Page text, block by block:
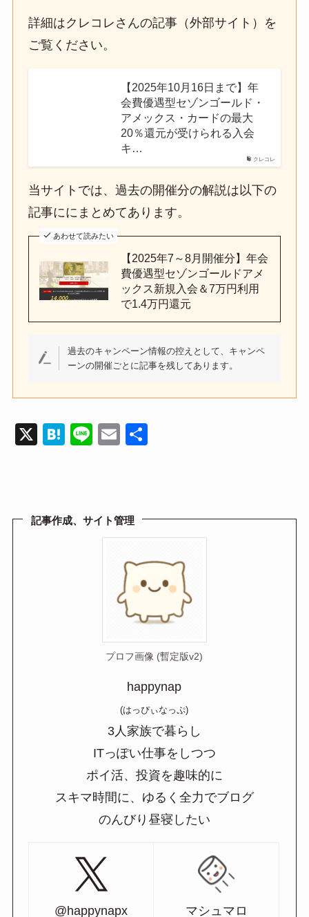
詳細はクレコレさんの記事（外部サイト）を
ご覧ください。
クレコレ
【2025年10月16日まで】年
会費優遇型セゾンゴールド・
アメックス・カードの最大
20％還元が受けられる入会
キ…
当サイトでは、過去の開催分の解説は以下の
記事ににまとめてあります。
あわせて読みたい
【2025年7～8月開催分】年会
費優遇型セゾンゴールドアメ
ックス新規入会＆7万円利用
で1.4万円還元
過去のキャンペーン情報の控えとして、キャンペ
ーンの開催ごとに記事を残してあります。
X
H
a
Li
E
記事作成、サイト管理
プロフ画像 (暫定版v2)
happynap
(はっぴぃなっぷ)
3人家族で暮らし
ITっぽい仕事をしつつ
ポイ活、投資を趣味的に
スキマ時間に、ゆるく全力でブログ
のんびり昼寝したい
@happynapx マシュマロ